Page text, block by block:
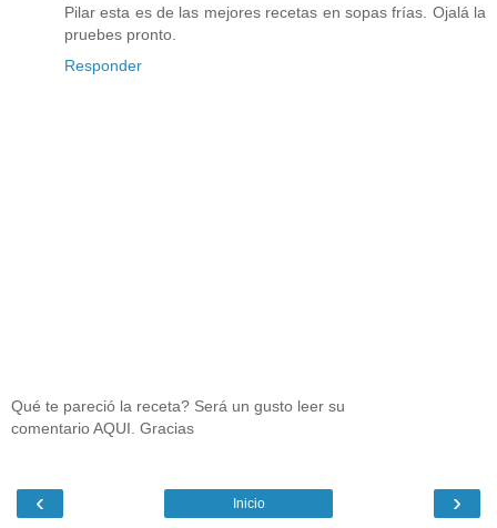
Pilar esta es de las mejores recetas en sopas frías. Ojalá la
pruebes pronto.
Responder
Qué te pareció la receta? Será un gusto leer su
comentario AQUI. Gracias
‹ ›
Inicio